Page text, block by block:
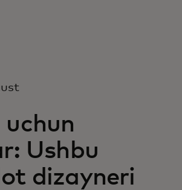
uchun
va trendlar
uchun
Ushbu
dizayneri